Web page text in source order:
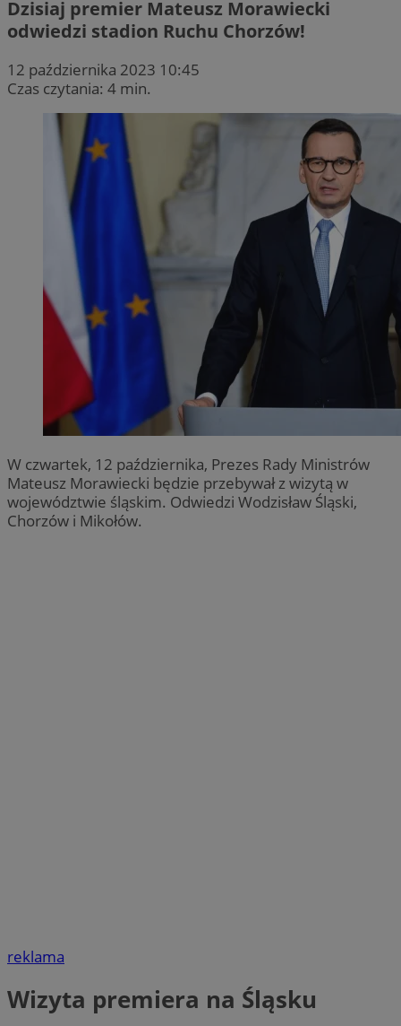
Dzisiaj premier Mateusz Morawiecki
odwiedzi stadion Ruchu Chorzów!
12 października 2023 10:45
Czas czytania: 4 min.
W czwartek, 12 października, Prezes Rady Ministrów
Mateusz Morawiecki będzie przebywał z wizytą w
województwie śląskim. Odwiedzi Wodzisław Śląski,
Chorzów i Mikołów.
reklama
Wizyta premiera na Śląsku